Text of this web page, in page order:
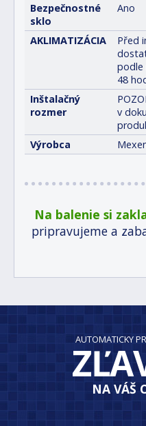
Bezpečnostné
sklo
Ano
AKLIMATIZÁCIA
Před
podle
48
Inštalačný
rozmer
v
Výrobca
Na balenie si
pripravujeme a
AUTOMATICKY
NA VÁŠ